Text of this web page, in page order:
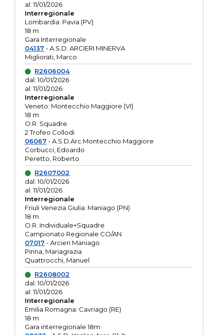
al: 11/01/2026
Interregionale
Lombardia: Pavia (PV)
18 m
Gara Interregionale
04137 - A.S.D. ARCIERI MINERVA
Migliorati, Marco
R2606004
dal: 10/01/2026
al: 11/01/2026
Interregionale
Veneto: Montecchio Maggiore (VI)
18 m
O.R. Squadre
2 Trofeo Collodi
06067 - A.S.D.Arc.Montecchio Maggiore
Corbucci, Edoardo
Peretto, Roberto
R2607002
dal: 10/01/2026
al: 11/01/2026
Interregionale
Friuli Venezia Giulia: Maniago (PN)
18 m
O.R. Individuale+Squadre
Campionato Regionale CO/AN
07017 - Arcieri Maniago
Pinna, Mariagrazia
Quattrocchi, Manuel
R2608002
dal: 10/01/2026
al: 11/01/2026
Interregionale
Emilia Romagna: Cavriago (RE)
18 m
Gara interregionale 18m